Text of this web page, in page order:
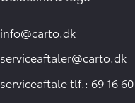
info@carto.dk
serviceaftaler@carto.dk
serviceaftale tlf.: 69 16